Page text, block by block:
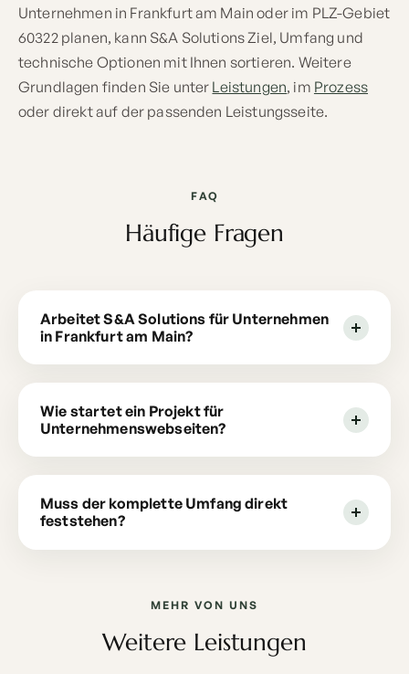
Unternehmen in Frankfurt am Main oder im PLZ-Gebiet
60322 planen, kann S&A Solutions Ziel, Umfang und
technische Optionen mit Ihnen sortieren. Weitere
Grundlagen finden Sie unter Leistungen, im Prozess
oder direkt auf der passenden Leistungsseite.
FAQ
Häufige Fragen
Arbeitet S&A Solutions für Unternehmen
in Frankfurt am Main?
Wie startet ein Projekt für
Unternehmenswebseiten?
Muss der komplette Umfang direkt
feststehen?
MEHR VON UNS
Weitere Leistungen